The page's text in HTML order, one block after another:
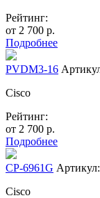
Рейтинг:
от 2 700 р.
Подробнее
PVDM3-16
Cisco
Рейтинг:
от 2 700 р.
Подробнее
CP-6961G
Cisco